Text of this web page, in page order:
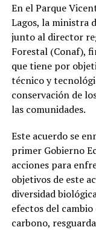
En el Parque
Lagos, la ministra
junto al director
Forestal (Conaf),
que tiene por
técnico y
conservación de
las comunidades.
Este acuerdo se
primer Gobierno
acciones para
objetivos de este
diversidad
efectos del
carbono,